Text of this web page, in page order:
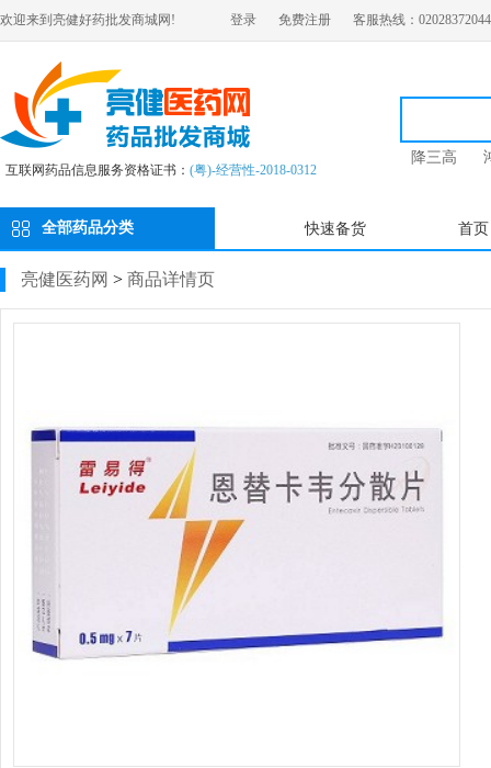
欢迎来到亮健好药批发商城网! 登录 免费注册 客服热线：02028372044
互联网药品信息服务资格证书： (粤)-经营性-2018-0312
降三高
全部药品分类 快速备货 首页
亮健医药网 > 商品详情页